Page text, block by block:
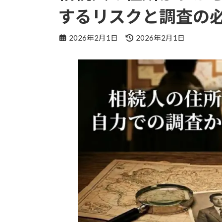
するリスクと調査の
2026年2月1日
最
更
新
日
時
:
2026年2月1日